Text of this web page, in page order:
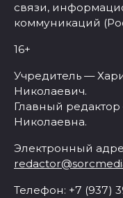
связи,
коммуникаций
16+
Учредитель —
Николаевич.
Главный
Николаевна.
Электронный
Телефон: +7 (937)